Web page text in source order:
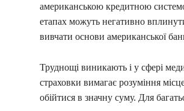
американською кредитною
етапах можуть негативно
вивчати основи американської
Труднощі виникають і у сфері
страховки вимагає розуміння
обійтися в значну суму. Для